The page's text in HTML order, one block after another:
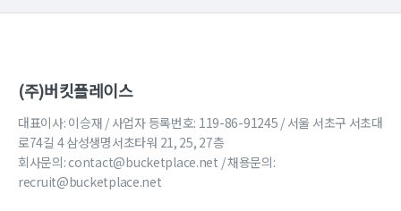
(주)버킷플레이스
대표이사: 이승재 / 사업자 등록번호: 119-86-91245 / 서울 서초구 서초대
로74길 4 삼성생명서초타워 21, 25, 27층
회사문의: contact@bucketplace.net / 채용문의:
recruit@bucketplace.net